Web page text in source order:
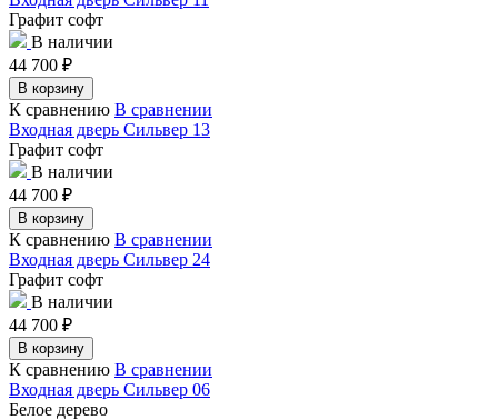
Графит софт
В наличии
44 700 ₽
В корзину
К сравнению В сравнении
Входная дверь Сильвер 13
Графит софт
В наличии
44 700 ₽
В корзину
К сравнению В сравнении
Входная дверь Сильвер 24
Графит софт
В наличии
44 700 ₽
В корзину
К сравнению В сравнении
Входная дверь Сильвер 06
Белое дерево